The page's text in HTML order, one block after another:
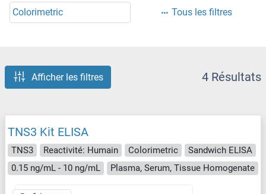
Colorimetric Tous les filtres
Afficher les filtres 4 Résultats
TNS3 Kit ELISA
TNS3 Reactivité: Humain Colorimetric
Sandwich ELISA
0.15 ng/mL - 10 ng/mL
Plasma, Serum, Tissue Homogenate